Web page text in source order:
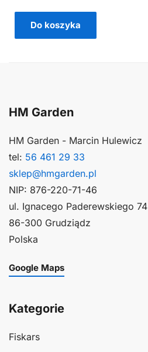
Do koszyka
HM Garden
HM Garden - Marcin Hulewicz
tel: 56 461 29 33
sklep@hmgarden.pl
NIP: 876-220-71-46
ul. Ignacego Paderewskiego 74
86-300 Grudziądz
Polska
Google Maps
Kategorie
Fiskars